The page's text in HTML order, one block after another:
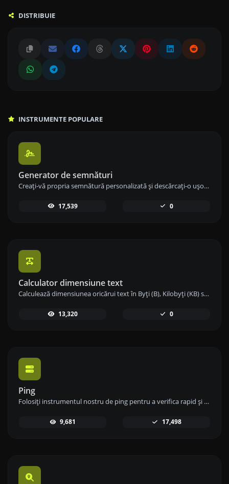
DISTRIBUIE
INSTRUMENTE POPULARE
Generator de semnături
Creați-vă propria semnătură personalizată și descărcați-o ușor cu instrumentul nostru de generare a semnăturilor pentru semnături electronice personalizate.
17,539 0
Calculator dimensiune text
Calculează dimensiunea oricărui text în Byți (B), Kilobyți (KB) sau Megabyți (MB) folosind instrumentul nostru de calcul al dimensiunii textului.
13,320 0
Ping
Folosiți instrumentul nostru de ping pentru a verifica rapid și eficient starea și timpul de răspuns al oricărui site web, server sau port.
9,681 17,498